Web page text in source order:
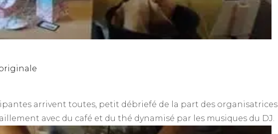
arrivent toutes, petit débriefé de la part des organisatrices
avec du café et du thé dynamisé par les musiques du DJ.